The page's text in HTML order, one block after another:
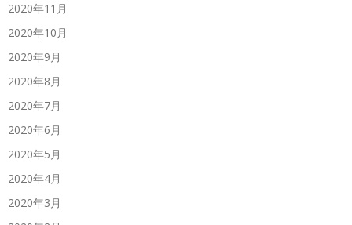
2020年11月
2020年10月
2020年9月
2020年8月
2020年7月
2020年6月
2020年5月
2020年4月
2020年3月